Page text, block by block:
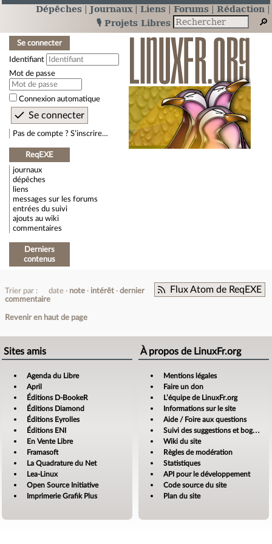
Dépêches Journaux Liens Forums
Rédaction
🎙️ Projets Libres
Se connecter
Identifiant
Mot de passe
Connexion automatique
Pas de compte ? S’inscrire…
ReqEXE
journaux
dépêches
liens
messages sur les forums
entrées du suivi
ajouts au wiki
commentaires
Derniers
contenus
Flux Atom de ReqEXE
Trier par : date note intérêt
dernier
commentaire
Revenir en haut de page
Sites amis
Agenda du Libre
April
Éditions D-BookeR
Éditions Diamond
Éditions Eyrolles
Éditions ENI
En Vente Libre
Framasoft
La Quadrature du Net
Lea-Linux
Open Source Initiative
Imprimerie Grafik Plus
À propos de LinuxFr.org
Mentions légales
Faire un don
L’équipe de LinuxFr.org
Informations sur le site
Aide / Foire aux questions
Suivi des suggestions et bogues
Wiki du site
Règles de modération
Statistiques
API pour le développement
Code source du site
Plan du site